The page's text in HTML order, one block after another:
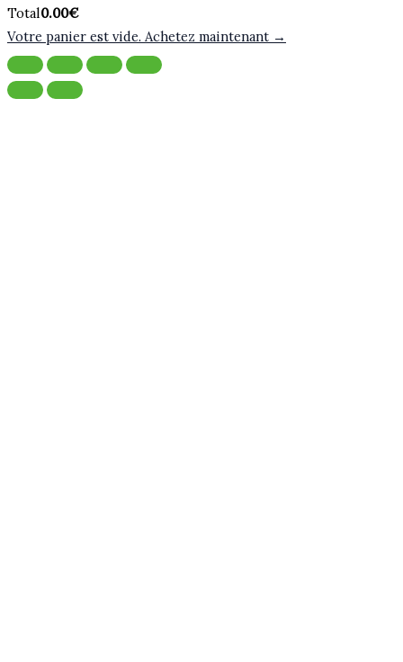
de
la
taxe:
Total
du
panier:
Total0.00€
Votre panier est vide. Achetez maintenant →